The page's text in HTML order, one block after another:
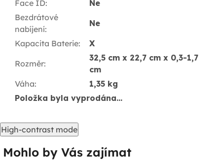
Face ID:
Ne
Bezdrátové
nabíjení:
Ne
Kapacita Baterie: X
Rozměr:
32,5 cm x 22,7 cm x 0,3-1,7
cm
Váha:
1,35 kg
Položka byla vyprodána…
High-contrast mode
Mohlo by Vás zajímat